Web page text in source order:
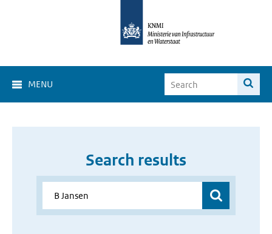
MENU
Search results